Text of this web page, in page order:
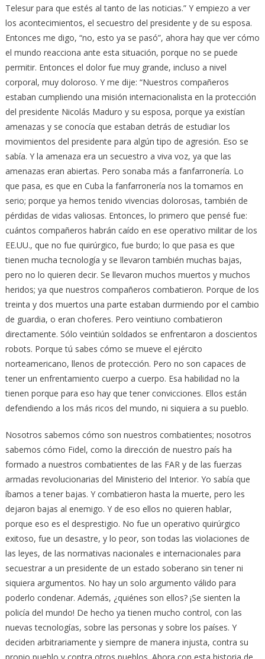
Telesur para que estés al tanto de las noticias.” Y empiezo a ver
los acontecimientos, el secuestro del presidente y de su esposa.
Entonces me digo, “no, esto ya se pasó”, ahora hay que ver cómo
el mundo reacciona ante esta situación, porque no se puede
permitir. Entonces el dolor fue muy grande, incluso a nivel
corporal, muy doloroso. Y me dije: “Nuestros compañeros
estaban cumpliendo una misión internacionalista en la protección
del presidente Nicolás Maduro y su esposa, porque ya existían
amenazas y se conocía que estaban detrás de estudiar los
movimientos del presidente para algún tipo de agresión. Eso se
sabía. Y la amenaza era un secuestro a viva voz, ya que las
amenazas eran abiertas. Pero sonaba más a fanfarronería. Lo
que pasa, es que en Cuba la fanfarronería nos la tomamos en
serio; porque ya hemos tenido vivencias dolorosas, también de
pérdidas de vidas valiosas. Entonces, lo primero que pensé fue:
cuántos compañeros habrán caído en ese operativo militar de los
EE.UU., que no fue quirúrgico, fue burdo; lo que pasa es que
tienen mucha tecnología y se llevaron también muchas bajas,
pero no lo quieren decir. Se llevaron muchos muertos y muchos
heridos; ya que nuestros compañeros combatieron. Porque de los
treinta y dos muertos una parte estaban durmiendo por el cambio
de guardia, o eran choferes. Pero veintiuno combatieron
directamente. Sólo veintiún soldados se enfrentaron a doscientos
robots. Porque tú sabes cómo se mueve el ejército
norteamericano, llenos de protección. Pero no son capaces de
tener un enfrentamiento cuerpo a cuerpo. Esa habilidad no la
tienen porque para eso hay que tener convicciones. Ellos están
defendiendo a los más ricos del mundo, ni siquiera a su pueblo.
Nosotros sabemos cómo son nuestros combatientes; nosotros
sabemos cómo Fidel, como la dirección de nuestro país ha
formado a nuestros combatientes de las FAR y de las fuerzas
armadas revolucionarias del Ministerio del Interior. Yo sabía que
íbamos a tener bajas. Y combatieron hasta la muerte, pero les
dejaron bajas al enemigo. Y de eso ellos no quieren hablar,
porque eso es el desprestigio. No fue un operativo quirúrgico
exitoso, fue un desastre, y lo peor, son todas las violaciones de
las leyes, de las normativas nacionales e internacionales para
secuestrar a un presidente de un estado soberano sin tener ni
siquiera argumentos. No hay un solo argumento válido para
poderlo condenar. Además, ¿quiénes son ellos? ¡Se sienten la
policía del mundo! De hecho ya tienen mucho control, con las
nuevas tecnologías, sobre las personas y sobre los países. Y
deciden arbitrariamente y siempre de manera injusta, contra su